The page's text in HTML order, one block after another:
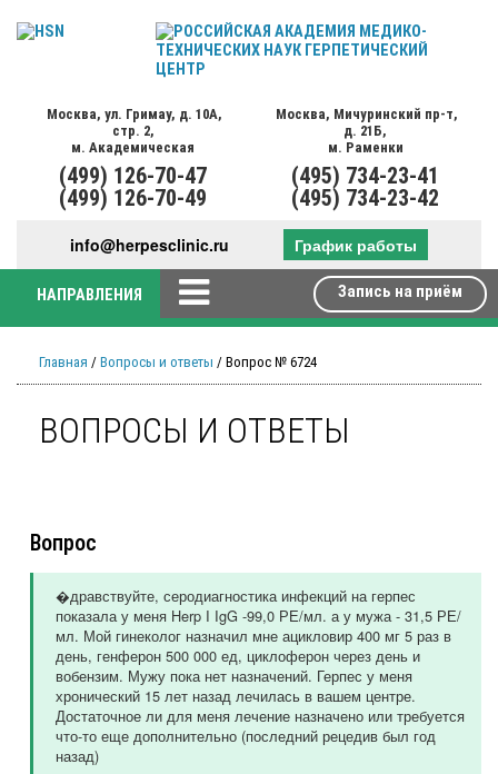
Москва, ул. Гримау, д. 10А,
стр. 2,
м. Академическая
(499) 126-70-47
(499) 126-70-49
Москва, Мичуринский пр-т,
д. 21Б,
м. Раменки
(495) 734-23-41
(495) 734-23-42
info@herpesclinic.ru График работы
НАПРАВЛЕНИЯ Запись на приём
Главная / Вопросы и ответы / Вопрос № 6724
ВОПРОСЫ И ОТВЕТЫ
Вопрос
�дравствуйте, серодиагностика инфекций на герпес
показала у меня Herp I IgG -99,0 РЕ/мл. а у мужа - 31,5 РЕ/
мл. Мой гинеколог назначил мне ацикловир 400 мг 5 раз в
день, генферон 500 000 ед, циклоферон через день и
вобензим. Мужу пока нет назначений. Герпес у меня
хронический 15 лет назад лечилась в вашем центре.
Достаточное ли для меня лечение назначено или требуется
что-то еще дополнительно (последний рецедив был год
назад)